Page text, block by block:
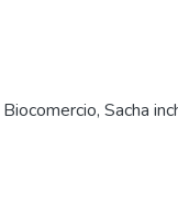
, Sacha